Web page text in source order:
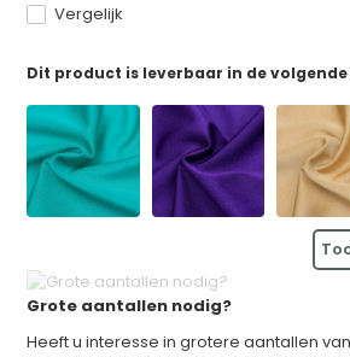
Vergelijk
Dit product is leverbaar in de
Grote aantallen nodig?
Heeft u interesse in grotere aantallen